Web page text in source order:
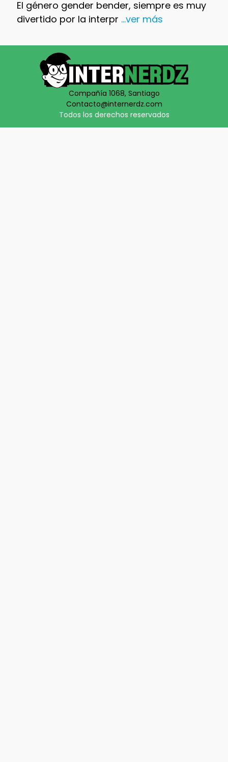
El género gender bender, siempre es muy
divertido por la interpr ...ver más
Compañía 1068, Santiago
Contacto@internerdz.com
Todos los derechos reservados